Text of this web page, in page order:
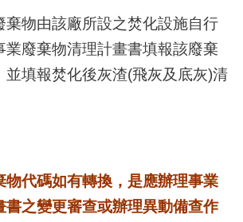
棄物由該廠所設之焚化設施自行
業廢棄物清理計畫書填報該廢棄
並填報焚化後灰渣(飛灰及底灰)清
物代碼如有轉換，是應辦理事業
書之變更審查或辦理異動備查作